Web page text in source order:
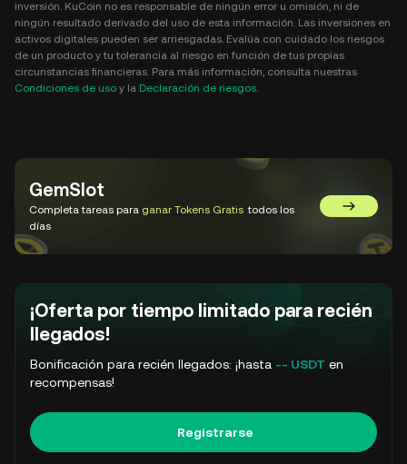
inversión. KuCoin no es responsable de ningún error u omisión, ni de
ningún resultado derivado del uso de esta información. Las inversiones en
activos digitales pueden ser arriesgadas. Evalúa con cuidado los riesgos
de un producto y tu tolerancia al riesgo en función de tus propias
circunstancias financieras. Para más información, consulta nuestras
Condiciones de uso y la Declaración de riesgos.
GemSlot
Completa tareas para ganar Tokens Gratis todos los
días
Ir a
¡Oferta por tiempo limitado para recién
llegados!
Bonificación para recién llegados: ¡hasta -- USDT en
recompensas!
Registrarse